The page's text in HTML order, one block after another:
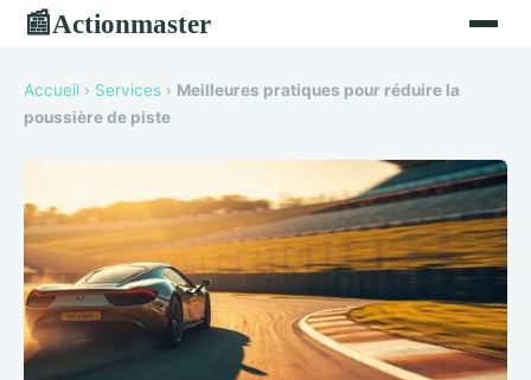
📰Actionmaster
Accueil › Services › Meilleures pratiques pour réduire la
poussière de piste